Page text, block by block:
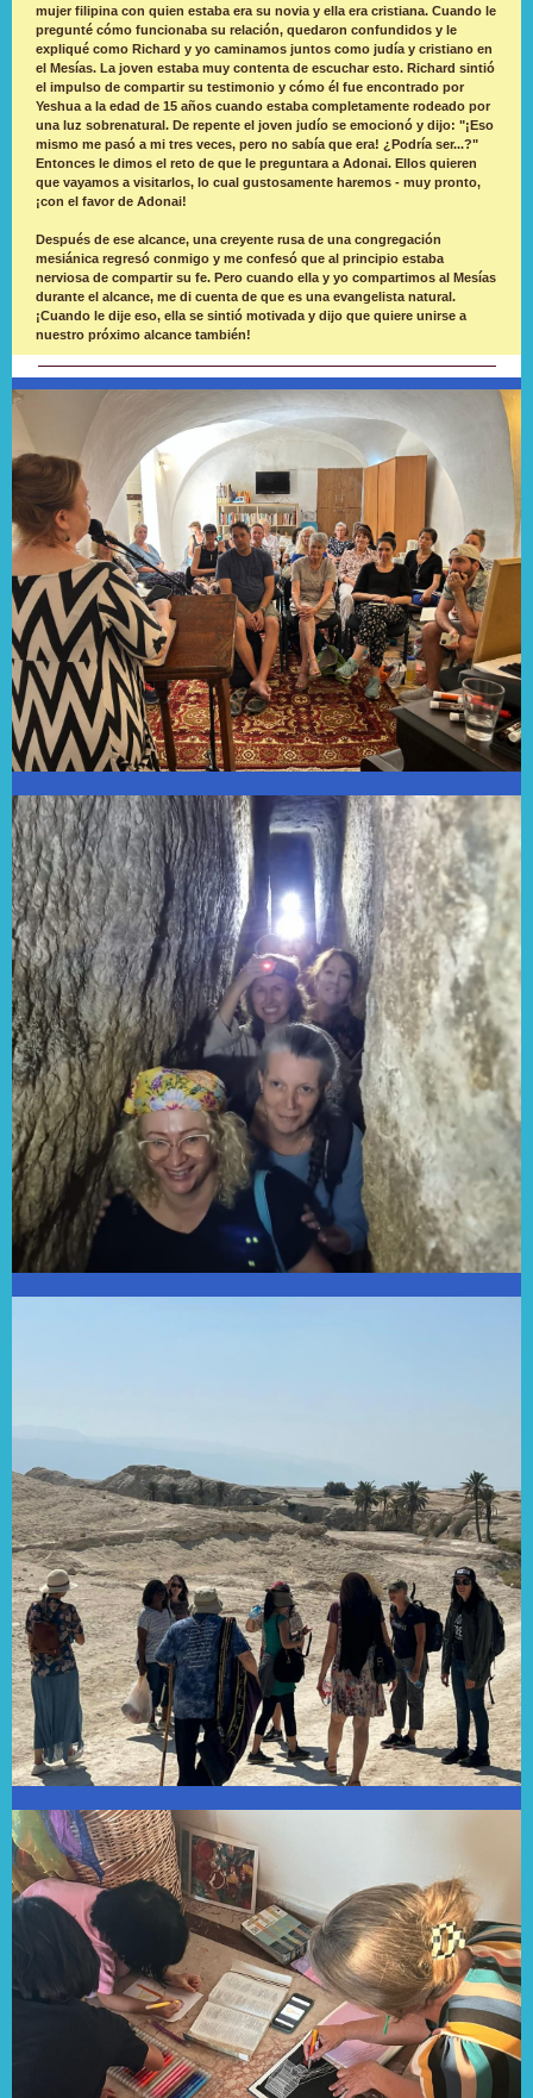
mujer filipina con quien estaba era su novia y ella era cristiana. Cuando le
pregunté cómo funcionaba su relación, quedaron confundidos y le
expliqué como Richard y yo caminamos juntos como judía y cristiano en
el Mesías. La joven estaba muy contenta de escuchar esto. Richard sintió
el impulso de compartir su testimonio y cómo él fue encontrado por
Yeshua a la edad de 15 años cuando estaba completamente rodeado por
una luz sobrenatural. De repente el joven judío se emocionó y dijo: "¡Eso
mismo me pasó a mi tres veces, pero no sabía que era! ¿Podría ser...?"
Entonces le dimos el reto de que le preguntara a Adonai. Ellos quieren
que vayamos a visitarlos, lo cual gustosamente haremos - muy pronto,
¡con el favor de Adonai!
Después de ese alcance, una creyente rusa de una congregación
mesiánica regresó conmigo y me confesó que al principio estaba
nerviosa de compartir su fe. Pero cuando ella y yo compartimos al Mesías
durante el alcance, me di cuenta de que es una evangelista natural.
¡Cuando le dije eso, ella se sintió motivada y dijo que quiere unirse a
nuestro próximo alcance también!